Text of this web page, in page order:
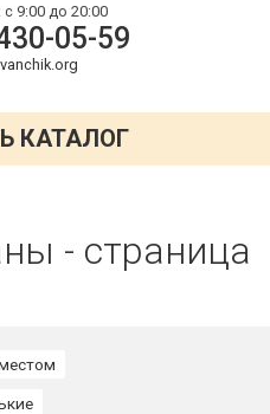
с 9:00 до 20:00
05-59
КАТАЛОГ
- страница